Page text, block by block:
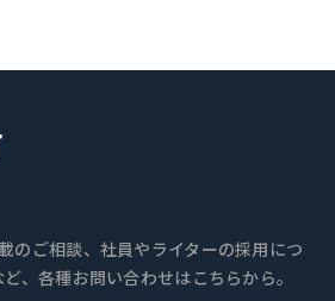
のご相談、社員やライターの採用につ
、各種お問い合わせはこちらから。